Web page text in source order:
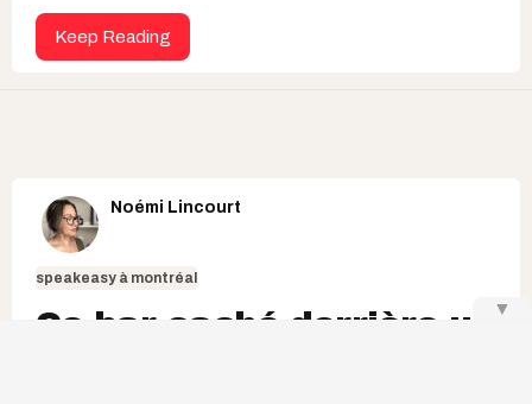
Keep Reading
Noémi Lincourt
speakeasy à montréal
Ce bar caché derrière un
▼